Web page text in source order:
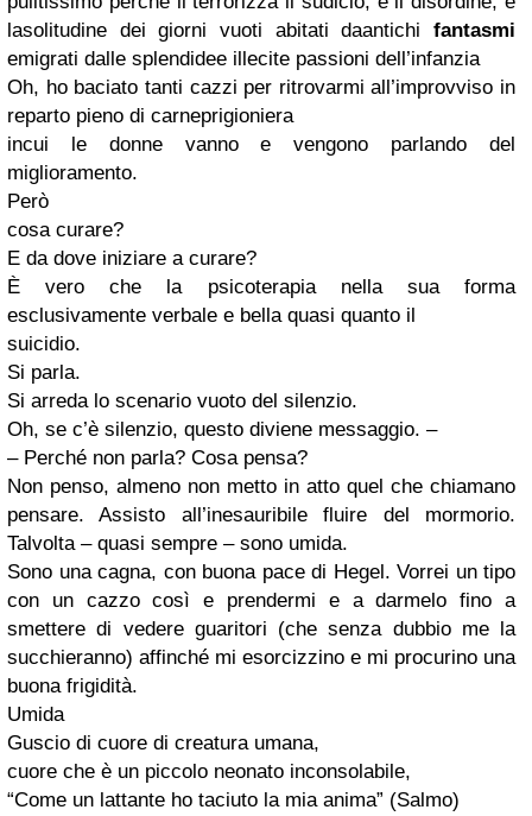
lasolitudine dei giorni vuoti abitati daantichi fantasmi
emigrati dalle splendidee illecite passioni dell’infanzia
Oh, ho baciato tanti cazzi per ritrovarmi all’improvviso in
reparto pieno di carneprigioniera
incui le donne vanno e vengono parlando del
miglioramento.
Però
cosa curare?
E da dove iniziare a curare?
È vero che la psicoterapia nella sua forma
esclusivamente verbale e bella quasi quanto il
suicidio.
Si parla.
Si arreda lo scenario vuoto del silenzio.
Oh, se c’è silenzio, questo diviene messaggio. –
– Perché non parla? Cosa pensa?
Non penso, almeno non metto in atto quel che chiamano
pensare. Assisto all’inesauribile fluire del mormorio.
Talvolta – quasi sempre – sono umida.
Sono una cagna, con buona pace di Hegel. Vorrei un tipo
con un cazzo così e prendermi e a darmelo fino a
smettere di vedere guaritori (che senza dubbio me la
succhieranno) affinché mi esorcizzino e mi procurino una
buona frigidità.
Umida
Guscio di cuore di creatura umana,
cuore che è un piccolo neonato inconsolabile,
“Come un lattante ho taciuto la mia anima” (Salmo)